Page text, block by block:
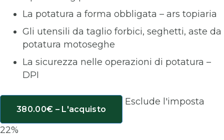
La potatura a forma obbligata – ars topiaria
Gli utensili da taglio forbici, seghetti, aste da
potatura motoseghe
La sicurezza nelle operazioni di potatura –
DPI
380.00€ – L'acquisto
Esclude l'imposta
22%